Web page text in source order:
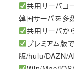
共用サーバコ
韓国サーバを多
共用サーバか
プレミアム版
版/hulu/DAZN/